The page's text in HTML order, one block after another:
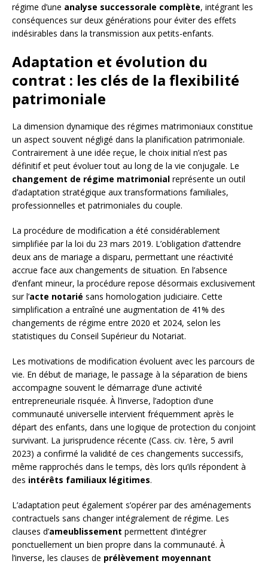
régime d’une analyse successorale complète, intégrant les
conséquences sur deux générations pour éviter des effets
indésirables dans la transmission aux petits-enfants.
Adaptation et évolution du
contrat : les clés de la flexibilité
patrimoniale
La dimension dynamique des régimes matrimoniaux constitue
un aspect souvent négligé dans la planification patrimoniale.
Contrairement à une idée reçue, le choix initial n’est pas
définitif et peut évoluer tout au long de la vie conjugale. Le
changement de régime matrimonial représente un outil
d’adaptation stratégique aux transformations familiales,
professionnelles et patrimoniales du couple.
La procédure de modification a été considérablement
simplifiée par la loi du 23 mars 2019. L’obligation d’attendre
deux ans de mariage a disparu, permettant une réactivité
accrue face aux changements de situation. En l’absence
d’enfant mineur, la procédure repose désormais exclusivement
sur l’acte notarié sans homologation judiciaire. Cette
simplification a entraîné une augmentation de 41% des
changements de régime entre 2020 et 2024, selon les
statistiques du Conseil Supérieur du Notariat.
Les motivations de modification évoluent avec les parcours de
vie. En début de mariage, le passage à la séparation de biens
accompagne souvent le démarrage d’une activité
entrepreneuriale risquée. À l’inverse, l’adoption d’une
communauté universelle intervient fréquemment après le
départ des enfants, dans une logique de protection du conjoint
survivant. La jurisprudence récente (Cass. civ. 1ère, 5 avril
2023) a confirmé la validité de ces changements successifs,
même rapprochés dans le temps, dès lors qu’ils répondent à
des intérêts familiaux légitimes.
L’adaptation peut également s’opérer par des aménagements
contractuels sans changer intégralement de régime. Les
clauses d’ameublissement permettent d’intégrer
ponctuellement un bien propre dans la communauté. À
l’inverse, les clauses de prélèvement moyennant